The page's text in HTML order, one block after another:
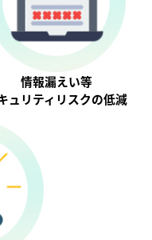
情報漏えい等
ュリティリスクの低減